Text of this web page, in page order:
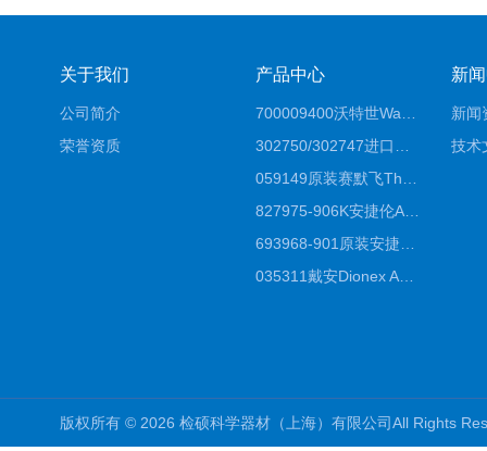
关于我们
公司简介
荣誉资质
产品中心
827975-906K安捷伦Agilent原装ZORBAX液相色谱柱*
035311戴安Dionex AS4分析柱阴离子交换色谱柱厂家
新
新闻
技术
版权所有 © 2026 检硕科学器材（上海）有限公司All Rights